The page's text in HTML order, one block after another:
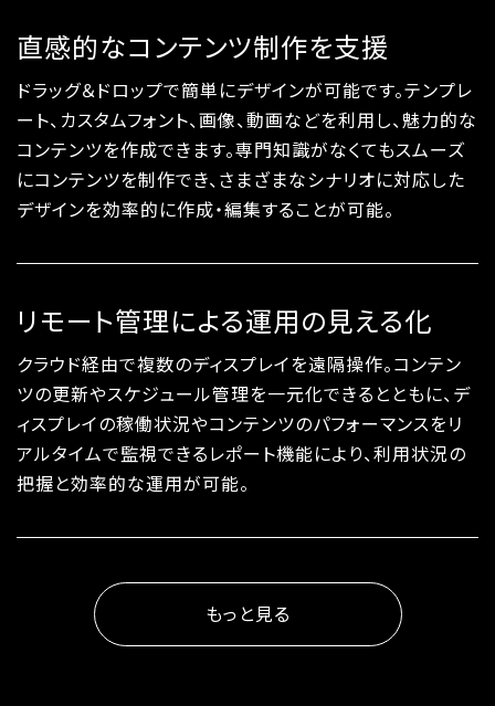
直感的なコンテンツ制作を支援
ドラッグ＆ドロップで簡単にデザインが可能です。テンプレ
ート、カスタムフォント、画像、動画などを利用し、魅力的な
コンテンツを作成できます。専門知識がなくてもスムーズ
にコンテンツを制作でき、さまざまなシナリオに対応した
デザインを効率的に作成・編集することが可能。
リモート管理による運用の見える化
クラウド経由で複数のディスプレイを遠隔操作。コンテン
ツの更新やスケジュール管理を一元化できるとともに、デ
ィスプレイの稼働状況やコンテンツのパフォーマンスをリ
アルタイムで監視できるレポート機能により、利用状況の
把握と効率的な運用が可能。
もっと見る